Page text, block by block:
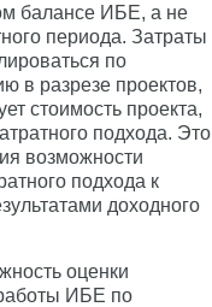
балансе ИБЕ, а не
периода. Затраты
по
в разрезе проектов,
стоимость проекта,
подхода. Это
возможности
подхода к
доходного
оценки
ИБЕ по